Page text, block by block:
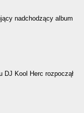
nadchodzący album
Roku
DJ Kool Herc rozpoczął